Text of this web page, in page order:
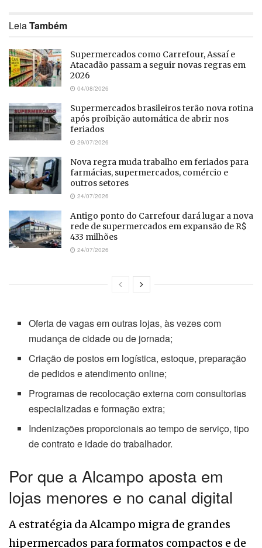
LeiaTambém
Supermercados como Carrefour, Assaí e
Atacadão passam a seguir novas regras em
2026
04/08/2026
Supermercados brasileiros terão nova rotina
após proibição automática de abrir nos
feriados
29/07/2026
Nova regra muda trabalho em feriados para
farmácias, supermercados, comércio e
outros setores
24/07/2026
Antigo ponto do Carrefour dará lugar a nova
rede de supermercados em expansão de R$
433 milhões
24/07/2026
Oferta de vagas em outras lojas, às vezes com
mudança de cidade ou de jornada;
Criação de postos em logística, estoque, preparação
de pedidos e atendimento online;
Programas de recolocação externa com consultorias
especializadas e formação extra;
Indenizações proporcionais ao tempo de serviço, tipo
de contrato e idade do trabalhador.
Por que a Alcampo aposta em
lojas menores e no canal digital
A estratégia da Alcampo migra de grandes
hipermercados para formatos compactos e de